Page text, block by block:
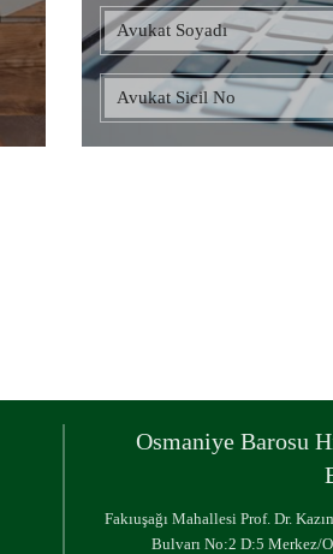
Osmaniye Barosu
Fakıuşağı Mahallesi Prof. Dr.
Bulvarı No:2 D:5 Merkez/